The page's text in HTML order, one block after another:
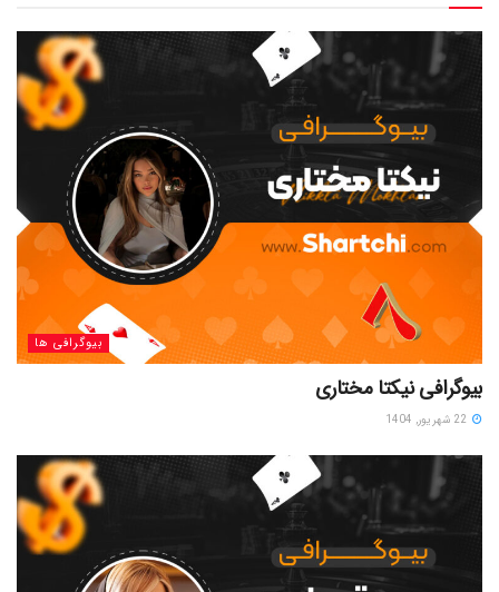
بیوگرافی ها
بیوگرافی نیکتا مختاری